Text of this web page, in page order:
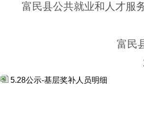
富民县公共就业和人才服
富民
5.28公示-基层奖补人员明细